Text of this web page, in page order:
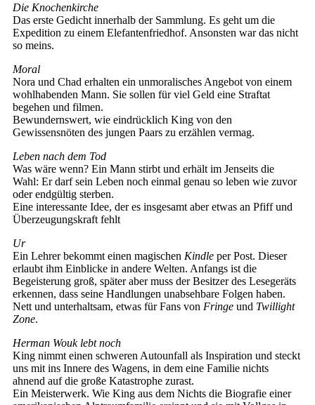
Die Knochenkirche
Das erste Gedicht innerhalb der Sammlung. Es geht um die
Expedition zu einem Elefantenfriedhof. Ansonsten war das nicht
so meins.
Moral
Nora und Chad erhalten ein unmoralisches Angebot von einem
wohlhabenden Mann. Sie sollen für viel Geld eine Straftat
begehen und filmen.
Bewundernswert, wie eindrücklich King von den
Gewissensnöten des jungen Paars zu erzählen vermag.
Leben nach dem Tod
Was wäre wenn? Ein Mann stirbt und erhält im Jenseits die
Wahl: Er darf sein Leben noch einmal genau so leben wie zuvor
oder endgültig sterben.
Eine interessante Idee, der es insgesamt aber etwas an Pfiff und
Überzeugungskraft fehlt
Ur
Ein Lehrer bekommt einen magischen Kindle per Post. Dieser
erlaubt ihm Einblicke in andere Welten. Anfangs ist die
Begeisterung groß, später aber muss der Besitzer des Lesegeräts
erkennen, dass seine Handlungen unabsehbare Folgen haben.
Nett und unterhaltsam, etwas für Fans von Fringe und Twillight
Zone.
Herman Wouk lebt noch
King nimmt einen schweren Autounfall als Inspiration und steckt
uns mit ins Innere des Wagens, in dem eine Familie nichts
ahnend auf die große Katastrophe zurast.
Ein Meisterwerk. Wie King aus dem Nichts die Biografie einer